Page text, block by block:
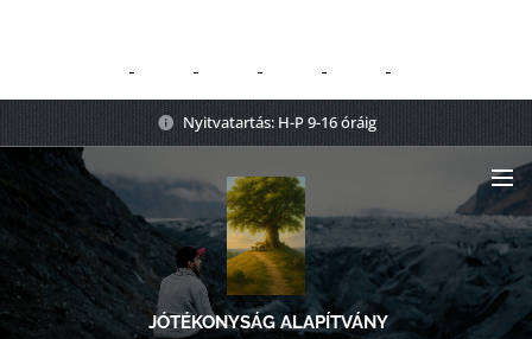
Nyitvatartás: H-P 9-16 óráig
JÓTÉKONYSÁG ALAPÍTVÁNY